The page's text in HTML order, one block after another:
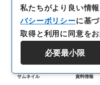
サムネイル 資料情報
私たちがより良い情
バシーポリシーに基
取得と利用に同意をお
必要最小限